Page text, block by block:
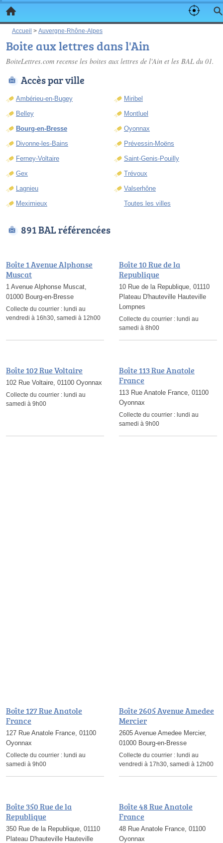
Accueil > Auvergne-Rhône-Alpes
Boite aux lettres dans l'Ain
BoiteLettres.com recense les boites aux lettres de l'Ain et les BAL du 01.
Accès par ville
Ambérieu-en-Bugey
Belley
Bourg-en-Bresse
Divonne-les-Bains
Ferney-Voltaire
Gex
Lagnieu
Meximieux
Miribel
Montluel
Oyonnax
Prévessin-Moëns
Saint-Genis-Pouilly
Trévoux
Valserhône
Toutes les villes
891 BAL référencées
Boîte 1 Avenue Alphonse
Muscat
1 Avenue Alphonse Muscat,
01000 Bourg-en-Bresse
Collecte du courrier : lundi au
vendredi à 16h30, samedi à 12h00
Boîte 10 Rue de la
Republique
10 Rue de la Republique, 01110
Plateau D'hauteville Hauteville
Lompnes
Collecte du courrier : lundi au
samedi à 8h00
Boîte 102 Rue Voltaire
102 Rue Voltaire, 01100 Oyonnax
Collecte du courrier : lundi au
samedi à 9h00
Boîte 113 Rue Anatole
France
113 Rue Anatole France, 01100
Oyonnax
Collecte du courrier : lundi au
samedi à 9h00
Boîte 127 Rue Anatole
France
127 Rue Anatole France, 01100
Oyonnax
Collecte du courrier : lundi au
samedi à 9h00
Boîte 2605 Avenue Amedee
Mercier
2605 Avenue Amedee Mercier,
01000 Bourg-en-Bresse
Collecte du courrier : lundi au
vendredi à 17h30, samedi à 12h00
Boîte 350 Rue de la
Republique
350 Rue de la Republique, 01110
Plateau D'hauteville Hauteville
Boîte 48 Rue Anatole
France
48 Rue Anatole France, 01100
Oyonnax